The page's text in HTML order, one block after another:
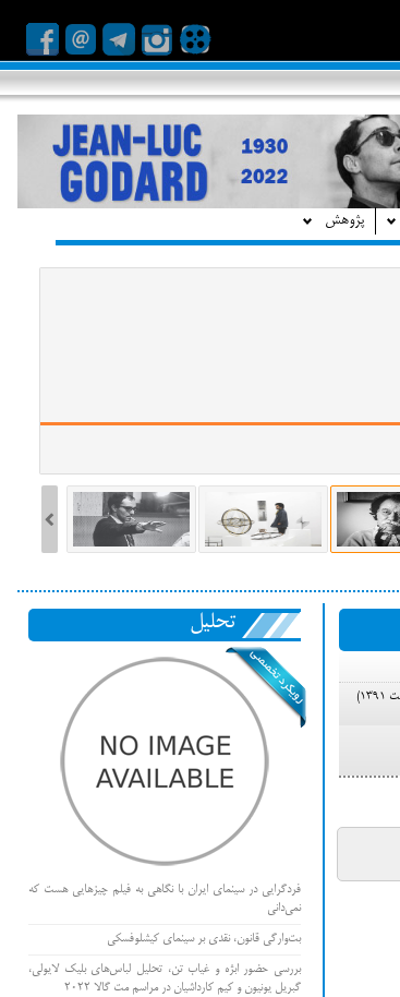
پژوهش
تصویر: حاشیه گلیمی بنام «ورنی»؛ روستای لومه- دره، طایفه ترکمه، منطقه قره داغ، آذربایجان شرقی (عکس از ایزدی جیران، اردیبهشت 1391)
تحلیل
فردگرایی در سینمای ایران با نگاهی به فیلم چیزهایی هست که
نمی‌دانی
بت‌وارگی قانون، نقدی بر سینمای کیشلوفسکی
بررسی حضور ابژه و غیاب تن، تحلیل لباس‌های بلیک لایولی،
گبریل یونیون و کیم کارداشیان در مراسم مت گالا ۲۰۲۲